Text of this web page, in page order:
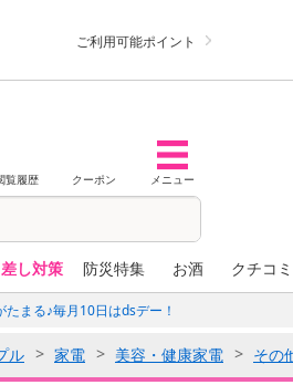
ご利用可能ポイント
覧履歴 クーポン メニュー
し対策 防災特集 お酒 クチコ
まる♪毎月10日はdsデー！
ル 家電 美容・健康家電 その